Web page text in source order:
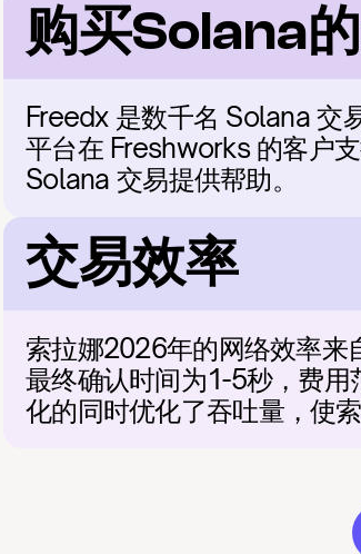
购买Solana
Freedx 是数千名 Solana 交
平台在 Freshworks 的客户
Solana 交易提供帮助。
交易效率
索拉娜2026年的网络效率来
最终确认时间为1-5秒，费
化的同时优化了吞吐量，使